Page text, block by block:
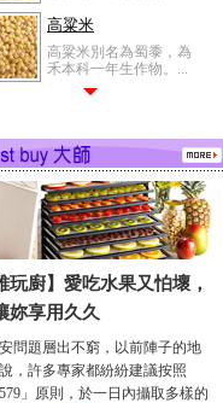
高粱米
高粱米別名為蜀黍，為
禾本科一年生作物。...
有蛋白質、脂肪、磷...
鮪魚
鮪魚肚肉中的不飽和脂
肪酸內富含EPA和DH...
韭菜
韭菜所含的膳食纖維能
幫助消化與通便；揮...
冬瓜
冬瓜營養價值高，鈉含
量極低是水腫病人的...
玩廚】愛吃水果又怕壞，
妳享用久久
問題層出不窮，以前陣子的地
，許多專家都紛紛建議按照
579」原則，於一日內攝取多樣的